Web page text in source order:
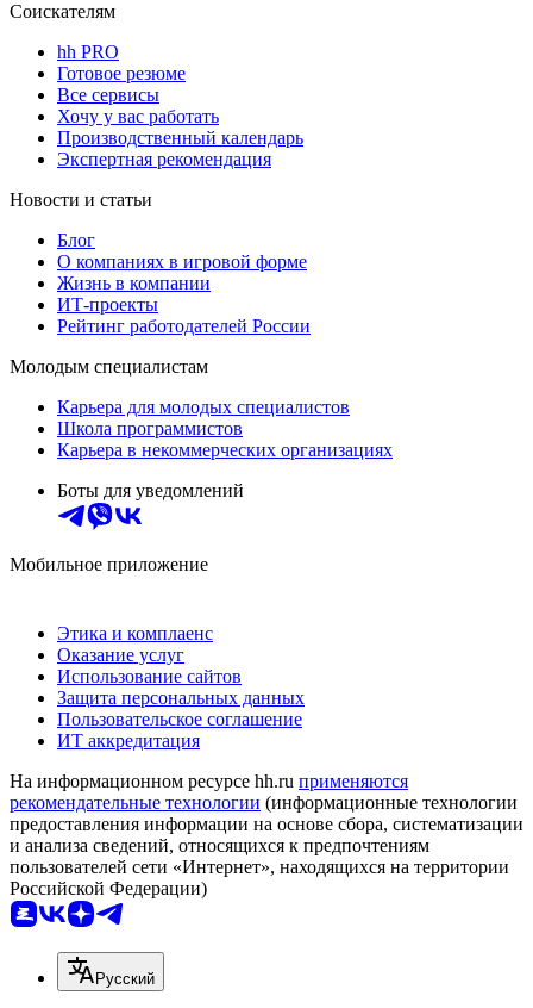
Соискателям
hh PRO
Готовое резюме
Все сервисы
Хочу у вас работать
Производственный календарь
Экспертная рекомендация
Новости и статьи
Блог
О компаниях в игровой форме
Жизнь в компании
ИТ-проекты
Рейтинг работодателей России
Молодым специалистам
Карьера для молодых специалистов
Школа программистов
Карьера в некоммерческих организациях
Боты для уведомлений
Мобильное приложение
Этика и комплаенс
Оказание услуг
Использование сайтов
Защита персональных данных
Пользовательское соглашение
ИТ аккредитация
На информационном ресурсе hh.ru применяются
рекомендательные технологии (информационные технологии
предоставления информации на основе сбора, систематизации
и анализа сведений, относящихся к предпочтениям
пользователей сети «Интернет», находящихся на территории
Российской Федерации)
Русский